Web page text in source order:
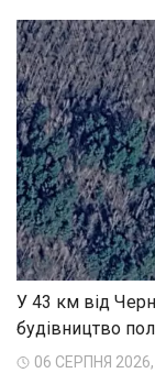
У 43 км від
будівництво
06 СЕРПНЯ 2026,